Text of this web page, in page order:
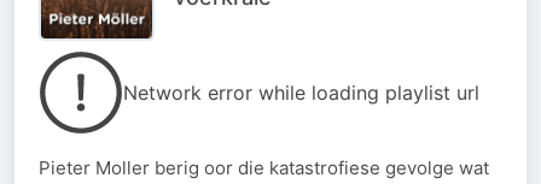
Network error while loading playlist url
Pieter Moller berig oor die katastrofiese gevolge wat